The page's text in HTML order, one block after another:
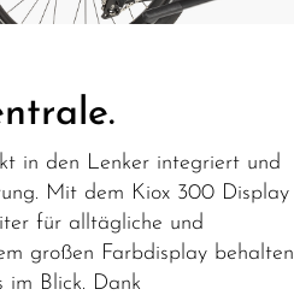
in den Lenker integriert und
Mit dem Kiox 300 Display
für alltägliche und
großen Farbdisplay behalten
im Blick. Dank